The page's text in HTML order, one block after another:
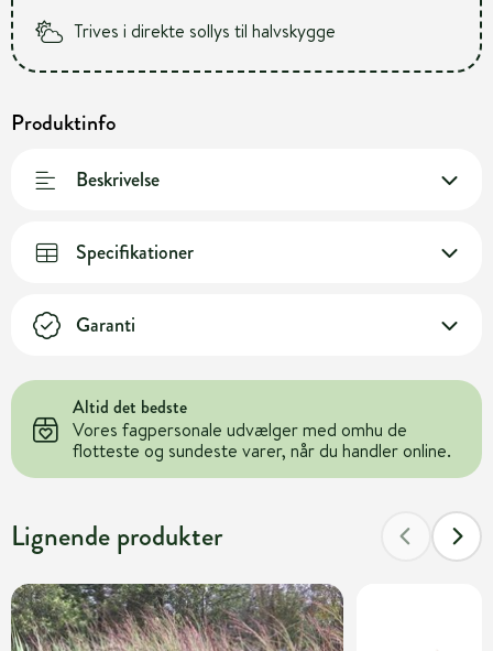
Trives i direkte sollys til halvskygge
Produktinfo
Beskrivelse
Specifikationer
Garanti
Altid det bedste
Vores fagpersonale udvælger med omhu de
flotteste og sundeste varer, når du handler online.
Lignende produkter